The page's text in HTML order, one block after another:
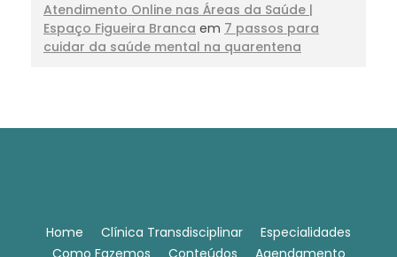
Atendimento Online nas Áreas da Saúde |
Espaço Figueira Branca em 7 passos para
cuidar da saúde mental na quarentena
Home Clínica Transdisciplinar
Especialidades
Como Fazemos
Conteúdos
Agendamento